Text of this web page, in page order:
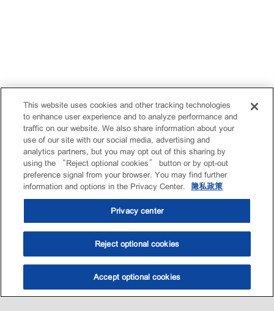
选油助手 查找门店
This website uses cookies and other tracking technologies
to enhance user experience and to analyze performance and
traffic on our website. We also share information about your
use of our site with our social media, advertising and
analytics partners, but you may opt out of this sharing by
using the “Reject optional cookies” button or by opt-out
preference signal from your browser. You may find further
information and options in the Privacy Center.
隐私政策
Privacy center
Reject optional cookies
Accept optional cookies